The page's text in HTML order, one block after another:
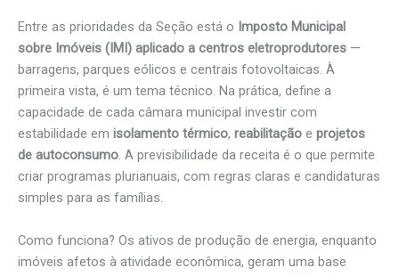
Entre as prioridades da Seção está o Imposto Municipal
sobre Imóveis (IMI) aplicado a centros eletroprodutores —
barragens, parques eólicos e centrais fotovoltaicas. À
primeira vista, é um tema técnico. Na prática, define a
capacidade de cada câmara municipal investir com
estabilidade em isolamento térmico, reabilitação e projetos
de autoconsumo. A previsibilidade da receita é o que permite
criar programas plurianuais, com regras claras e candidaturas
simples para as famílias.
Como funciona? Os ativos de produção de energia, enquanto
imóveis afetos à atividade econômica, geram uma base